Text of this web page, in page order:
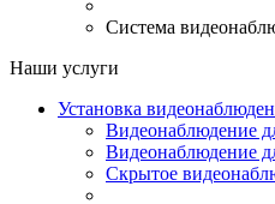
Система
Наши услуги
Установка
Видеонаблюдение
Видеонаблюдение
Скрытое